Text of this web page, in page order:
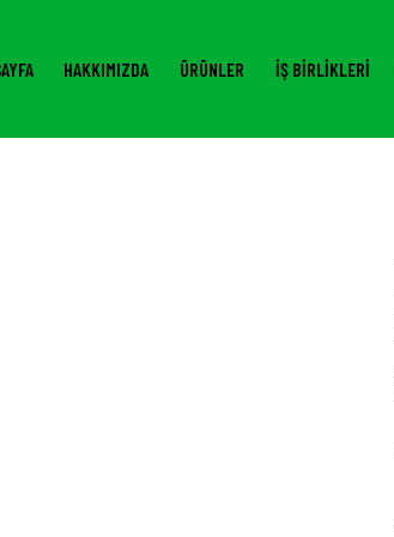
HAKKIMIZDA ÜRÜNLER İŞ BIRLIKLERI